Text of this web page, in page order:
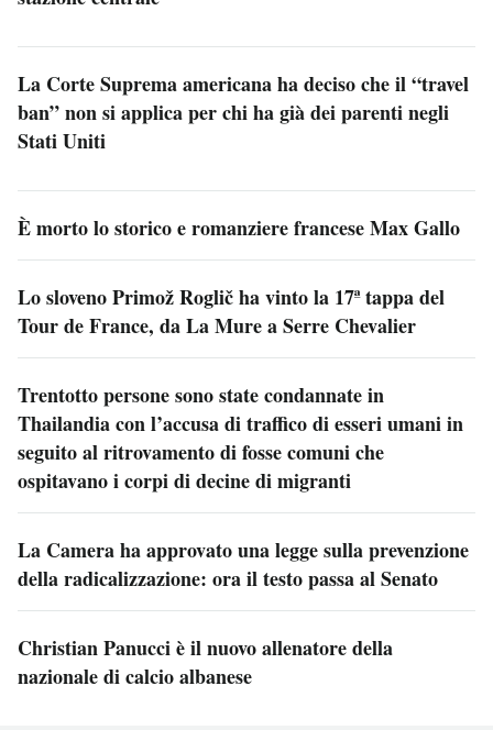
La Corte Suprema americana ha deciso che il “travel
ban” non si applica per chi ha già dei parenti negli
Stati Uniti
È morto lo storico e romanziere francese Max Gallo
Lo sloveno Primož Roglič ha vinto la 17ª tappa del
Tour de France, da La Mure a Serre Chevalier
Trentotto persone sono state condannate in
Thailandia con l’accusa di traffico di esseri umani in
seguito al ritrovamento di fosse comuni che
ospitavano i corpi di decine di migranti
La Camera ha approvato una legge sulla prevenzione
della radicalizzazione: ora il testo passa al Senato
Christian Panucci è il nuovo allenatore della
nazionale di calcio albanese